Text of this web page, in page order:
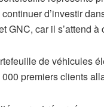
d’investir
GNC, car il s’attend
de véhicules
premiers clients